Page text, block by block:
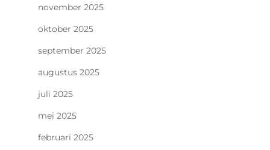
november 2025
oktober 2025
september 2025
augustus 2025
juli 2025
mei 2025
februari 2025